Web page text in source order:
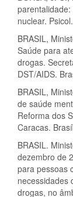
nuclear.
BRASIL,
Saúde para
drogas.
DST/AIDS.
BRASIL,
de saúde
Reforma dos
Caracas.
BRASIL.
dezembro de
para pessoas
necessidades
drogas, no